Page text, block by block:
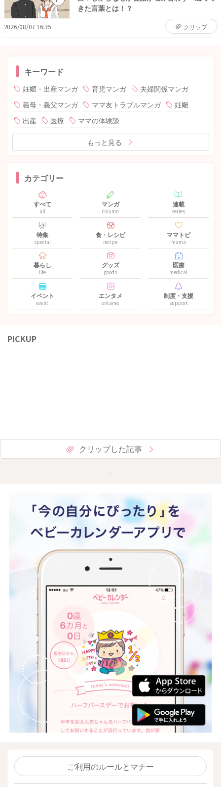
きた言葉とは！？
2026/08/07 16:35 クリップ
キーワード
妊娠・出産マンガ 育児マンガ
夫婦関係マンガ
義母・義父マンガ
ママ友トラブルマンガ
妊娠
出産
医療 ママの体験談
もっと見る
カテゴリー
すべて
all
マンガ
column
連載
series
特集
special
食・レシピ
recipe
ママトピ
mama
暮らし
life
グッズ
goods
医療
medical
イベント
event
エンタメ
entame
制度・支援
support
PICKUP
クリップした記事
ご利用のルールとマナー